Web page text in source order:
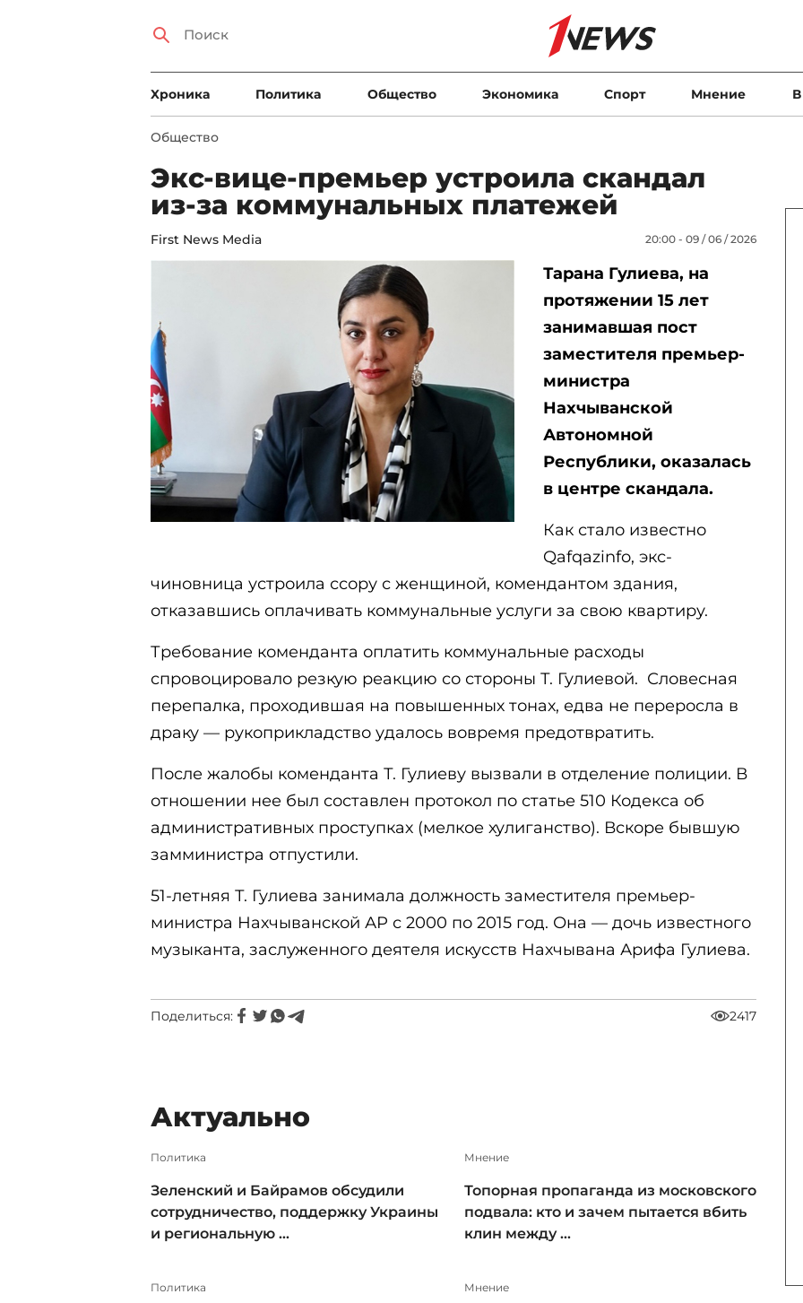
Xроника Политика Общество Экономика Спорт Мнение
Общество
Экс-вице-премьер устроила скандал
из-за коммунальных платежей
First News Media 20:00 - 09 / 06 / 2026
Тарана Гулиева, на
протяжении 15 лет
занимавшая пост
заместителя премьер-
министра
Нахчыванской
Автономной
Республики, оказалась
в центре скандала.
Как стало известно
Qafqazinfo, экс-
чиновница устроила ссору с женщиной, комендантом здания,
отказавшись оплачивать коммунальные услуги за свою квартиру.
Требование коменданта оплатить коммунальные расходы
спровоцировало резкую реакцию со стороны Т. Гулиевой. Словесная
перепалка, проходившая на повышенных тонах, едва не переросла в
драку — рукоприкладство удалось вовремя предотвратить.
После жалобы коменданта Т. Гулиеву вызвали в отделение полиции. В
отношении нее был составлен протокол по статье 510 Кодекса об
административных проступках (мелкое хулиганство). Вскоре бывшую
замминистра отпустили.
51-летняя Т. Гулиева занимала должность заместителя премьер-
министра Нахчыванской АР с 2000 по 2015 год. Она — дочь известного
музыканта, заслуженного деятеля искусств Нахчывана Арифа Гулиева.
Поделиться: 2417
Актуально
Политика
Зеленский и Байрамов обсудили
сотрудничество, поддержку Украины
и региональную ...
Мнение
Топорная пропаганда из московского
подвала: кто и зачем пытается вбить
клин между ...
Политика Мнение